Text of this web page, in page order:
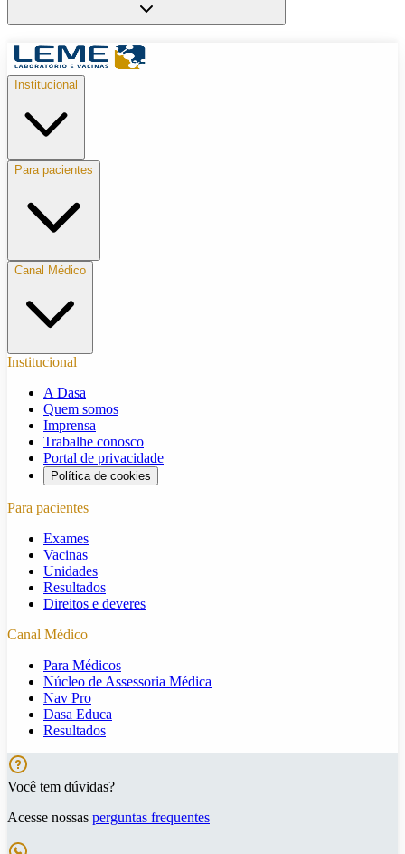
Institucional
Para pacientes
Canal Médico
Institucional
A Dasa
Quem somos
Imprensa
Trabalhe conosco
Portal de privacidade
Política de cookies
Para pacientes
Exames
Vacinas
Unidades
Resultados
Direitos e deveres
Canal Médico
Para Médicos
Núcleo de Assessoria Médica
Nav Pro
Dasa Educa
Resultados
Você tem dúvidas?
Acesse nossas perguntas frequentes